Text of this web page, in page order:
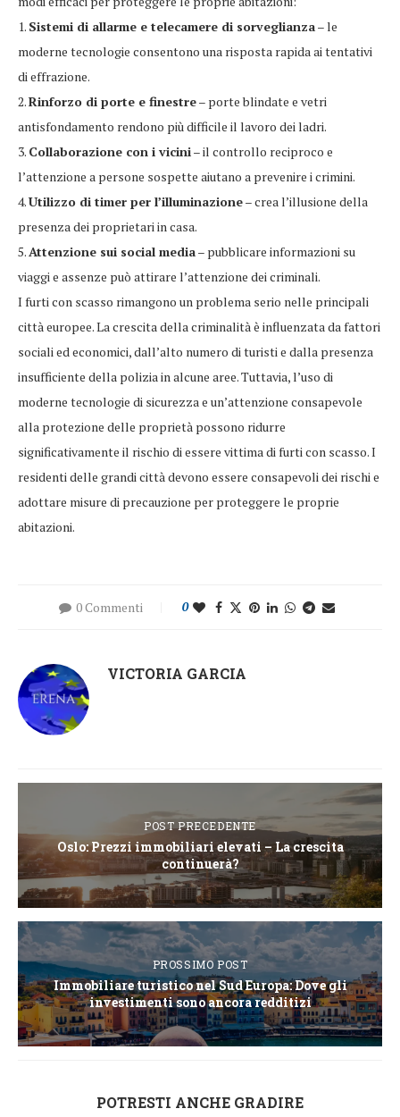
1. Sistemi di allarme e telecamere di sorveglianza– le
moderne tecnologie consentono una risposta rapida ai tentativi
di effrazione.
2.Rinforzo di porte e finestre– porte blindate e vetri
antisfondamento rendono più difficile il lavoro dei ladri.
3. Collaborazione con i vicini– il controllo reciproco e
l’attenzione a persone sospette aiutano a prevenire i crimini.
4.Utilizzo di timer per l’illuminazione– crea l’illusione della
presenza dei proprietari in casa.
5.Attenzione sui social media– pubblicare informazioni su
viaggi e assenze può attirare l’attenzione dei criminali.
I furti con scasso rimangono un problema serio nelle principali
città europee. La crescita della criminalità è influenzata da fattori
sociali ed economici, dall’alto numero di turisti e dalla presenza
insufficiente della polizia in alcune aree. Tuttavia, l’uso di
moderne tecnologie di sicurezza e un’attenzione consapevole
alla protezione delle proprietà possono ridurre
significativamente il rischio di essere vittima di furti con scasso. I
residenti delle grandi città devono essere consapevoli dei rischi e
adottare misure di precauzione per proteggere le proprie
abitazioni.
0 Commenti 0
VICTORIA GARCIA
POST PRECEDENTE
Oslo: Prezzi immobiliari elevati – La crescita
continuerà?
PROSSIMO POST
Immobiliare turistico nel Sud Europa: Dove gli
investimenti sono ancora redditizi
POTRESTI ANCHE GRADIRE